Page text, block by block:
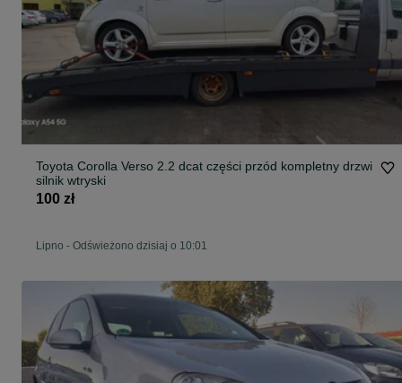
Toyota Corolla Verso 2.2 dcat części przód kompletny drzwi
silnik wtryski
100 zł
Lipno - Odświeżono dzisiaj o 10:01